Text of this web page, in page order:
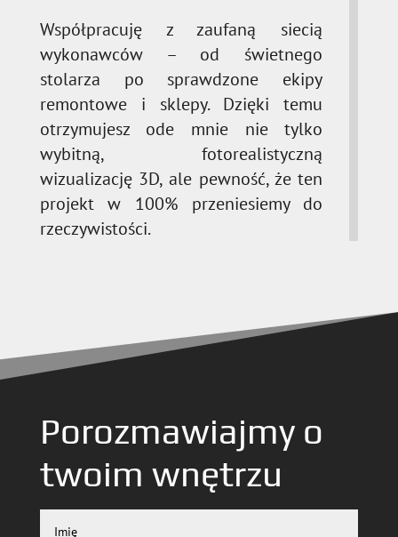
Współpracuję z zaufaną siecią
wykonawców – od świetnego
stolarza po sprawdzone ekipy
remontowe i sklepy. Dzięki temu
otrzymujesz ode mnie nie tylko
wybitną, fotorealistyczną
wizualizację 3D, ale pewność, że ten
projekt w 100% przeniesiemy do
rzeczywistości.
Porozmawiajmy o
twoim wnętrzu